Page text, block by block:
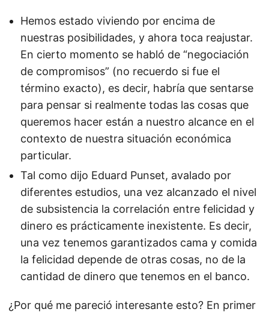
Hemos estado viviendo por encima de
nuestras posibilidades, y ahora toca reajustar.
En cierto momento se habló de “negociación
de compromisos” (no recuerdo si fue el
término exacto), es decir, habría que sentarse
para pensar si realmente todas las cosas que
queremos hacer están a nuestro alcance en el
contexto de nuestra situación económica
particular.
Tal como dijo Eduard Punset, avalado por
diferentes estudios, una vez alcanzado el nivel
de subsistencia la correlación entre felicidad y
dinero es prácticamente inexistente. Es decir,
una vez tenemos garantizados cama y comida
la felicidad depende de otras cosas, no de la
cantidad de dinero que tenemos en el banco.
¿Por qué me pareció interesante esto? En primer